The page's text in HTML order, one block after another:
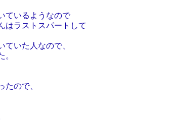
いるようなので
ラストスパートして
いた人なので、
った。
ので、